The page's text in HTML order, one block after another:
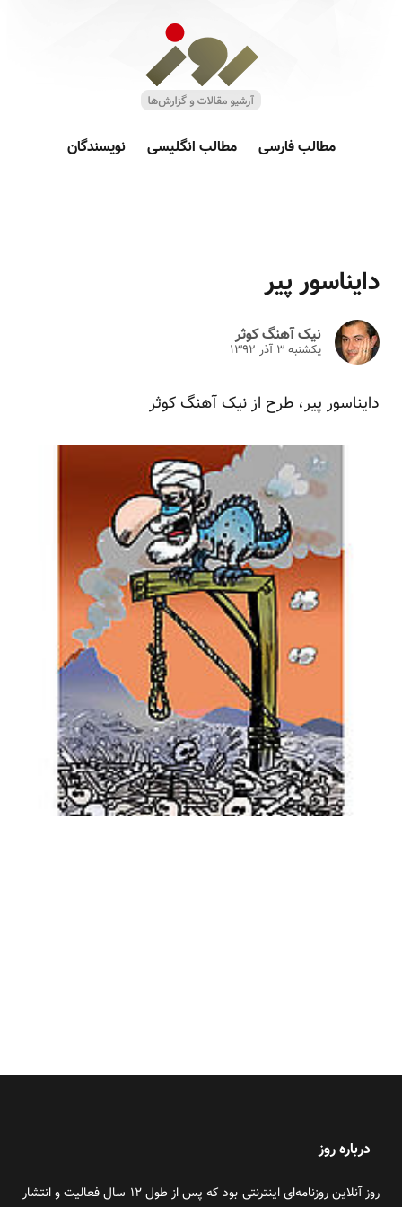
مطالب فارسی مطالب انگلیسی نویسندگان
دایناسور پیر
نیک آهنگ کوثر
یکشنبه ۳ آذر ۱۳۹۲
دایناسور پیر، طرح از نیک آهنگ کوثر
درباره روز
روز آنلاین روزنامه‌ای اینترنتی بود که پس از طول ۱۲ سال فعالیت و انتشار